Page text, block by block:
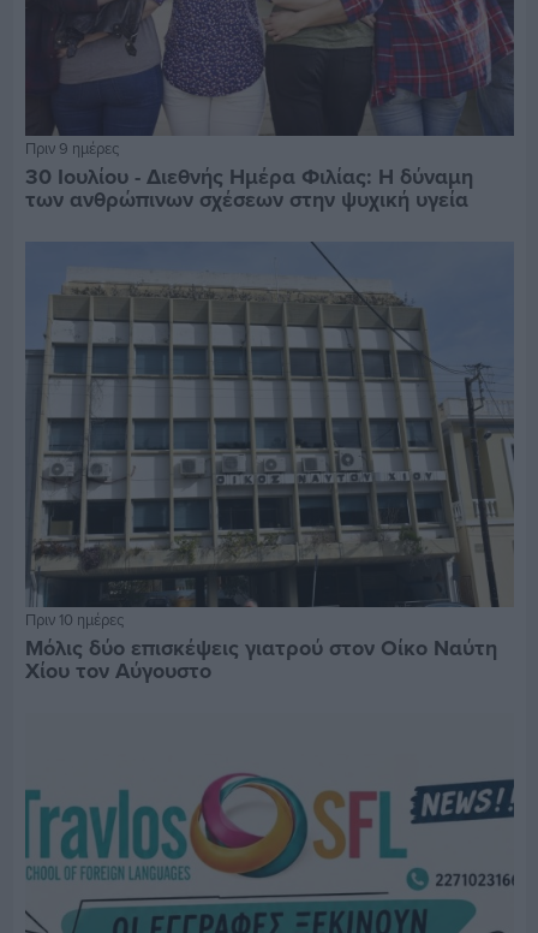
Πριν 9 ημέρες
30 Ιουλίου - Διεθνής Ημέρα Φιλίας: Η δύναμη
των ανθρώπινων σχέσεων στην ψυχική υγεία
Πριν 10 ημέρες
Μόλις δύο επισκέψεις γιατρού στον Οίκο Ναύτη
Χίου τον Αύγουστο